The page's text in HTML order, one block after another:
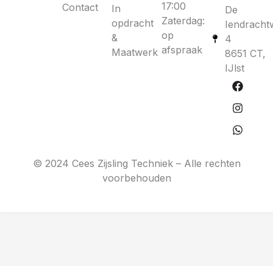
Contact
In
opdracht
&
Maatwerk
17:00
Zaterdag:
op
afspraak
De
4
8651 CT,
IJlst
© 2024 Cees Zijsling Techniek – Alle rechten
voorbehouden